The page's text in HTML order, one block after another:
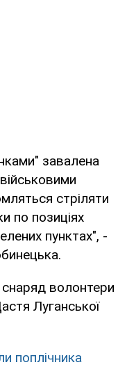
завалена
стріляти
по позиціях
пунктах", -
снаряд волонтери
Луганської
поплічника